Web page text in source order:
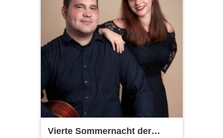
Vierte Sommernacht der